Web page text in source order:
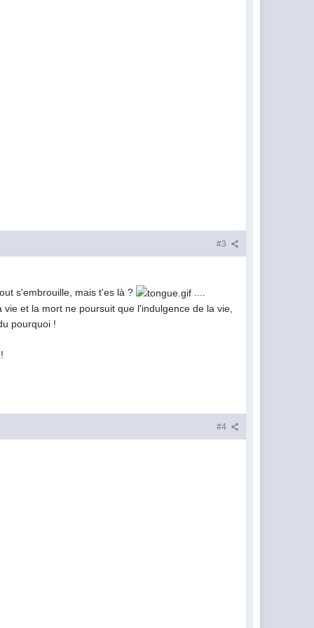
#3
s'embrouille, mais t'es là ?
et la mort ne poursuit que l'indulgence de la vie,
pourquoi !
#4